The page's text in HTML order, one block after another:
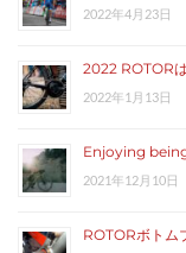
2022年4月23日
2022 ROTOR
2022年1月13日
Enjoying
2021年12月10日
ROTORボトム